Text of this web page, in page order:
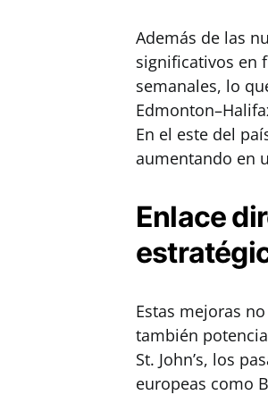
Además de las
significativos en
semanales, lo
En el este del
aumentando en
Enlace
Estas mejoras
también
St. John’s, los
europeas como